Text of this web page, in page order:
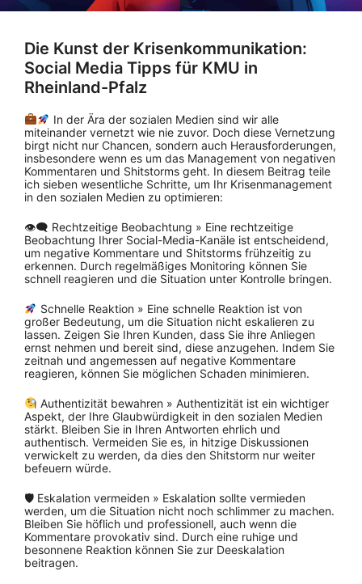
Die Kunst der Krisenkommunikation:
Social Media Tipps für KMU in
Rheinland-Pfalz
In der Ära der sozialen Medien sind wir alle
miteinander vernetzt wie nie zuvor. Doch diese Vernetzung
birgt nicht nur Chancen, sondern auch Herausforderungen,
insbesondere wenn es um das Management von negativen
Kommentaren und Shitstorms geht. In diesem Beitrag teile
ich sieben wesentliche Schritte, um Ihr Krisenmanagement
in den sozialen Medien zu optimieren:
👁‍🗨 Rechtzeitige Beobachtung » Eine rechtzeitige
Beobachtung Ihrer Social-Media-Kanäle ist entscheidend,
um negative Kommentare und Shitstorms frühzeitig zu
erkennen. Durch regelmäßiges Monitoring können Sie
schnell reagieren und die Situation unter Kontrolle bringen.
Schnelle Reaktion » Eine schnelle Reaktion ist von
großer Bedeutung, um die Situation nicht eskalieren zu
lassen. Zeigen Sie Ihren Kunden, dass Sie ihre Anliegen
ernst nehmen und bereit sind, diese anzugehen. Indem Sie
zeitnah und angemessen auf negative Kommentare
reagieren, können Sie möglichen Schaden minimieren.
Authentizität bewahren » Authentizität ist ein wichtiger
Aspekt, der Ihre Glaubwürdigkeit in den sozialen Medien
stärkt. Bleiben Sie in Ihren Antworten ehrlich und
authentisch. Vermeiden Sie es, in hitzige Diskussionen
verwickelt zu werden, da dies den Shitstorm nur weiter
befeuern würde.
🛡 Eskalation vermeiden » Eskalation sollte vermieden
werden, um die Situation nicht noch schlimmer zu machen.
Bleiben Sie höflich und professionell, auch wenn die
Kommentare provokativ sind. Durch eine ruhige und
besonnene Reaktion können Sie zur Deeskalation
beitragen.